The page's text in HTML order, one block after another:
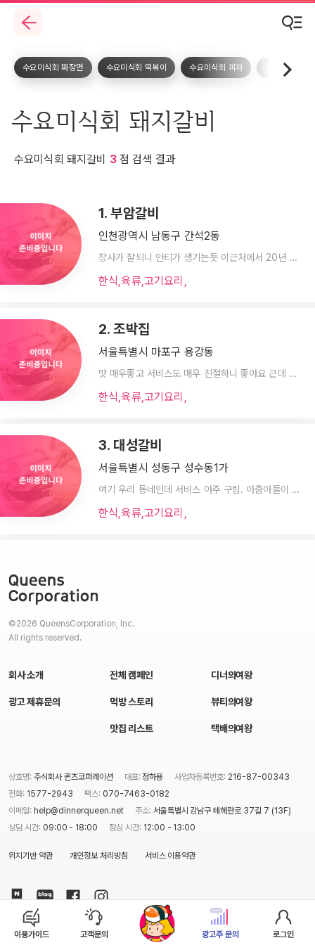
이용가이드 고객문의 광고주 문의 로그인
수요미식회 짜장면 수요미식회 떡볶이 수요미식회 피자 수요미식회 돈
수요미식회 돼지갈비
수요미식회 돼지갈비 3점 검색 결과
1. 부암갈비
인천광역시 남동구 간석2동
장사가 잘되니 안티가 생기는듯 이근처에서 20년 넘게 살았는데 아버지는 오픈때부터 아신단골인데 방솔타시전에도 줄 20분은 섰어요 줄 안서고 먹으려고 일부러 일찍갈정도였어요 맛이나 서비스야 개인차지만 없는이야기는 안만들었으면해요 - 옛날만큼 자주는
한식,육류,고기요리,
2. 조박집
서울특별시 마포구 용강동
맛 매우좋고 서비스도 매우 친절하니 좋아요 근데 저녁때 사람이 많이와서 좀 많이 시끌법적 하기도 하고 그런데 맛은 정말 좋고 근데 주차가 좀 어려워여;;;;;
한식,육류,고기요리,
3. 대성갈비
서울특별시 성동구 성수동1가
여기 우리 동네인데 서비스 아주 구림. 아줌아들이 배가 너무 불렀어 ㅉㅉ 맛은 여느 갈비집 맛
한식,육류,고기요리,
©2026 QueensCorporation, Inc.
All rights reserved.
회사 소개
광고 제휴문의
전체 캠페인
먹방 스토리
맛집 리스트
디너의여왕
뷰티의여왕
택배의여왕
상호명: 주식회사 퀸즈코퍼레이션 대표:정하용 사업자등록번호: 216-87-00343
전화: 1577-2943 팩스: 070-7463-0182
이메일: help@dinnerqueen.net 주소: 서울특별시 강남구 테헤란로 37길 7 (13F)
상담 시간: 09:00 - 18:00 점심 시간: 12:00 - 13:00
위치기반 약관 개인정보 처리방침 서비스 이용약관